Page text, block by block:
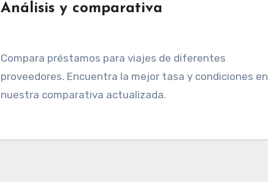
Análisis y comparativa
Compara préstamos para viajes de diferentes
proveedores. Encuentra la mejor tasa y condiciones en
nuestra comparativa actualizada.